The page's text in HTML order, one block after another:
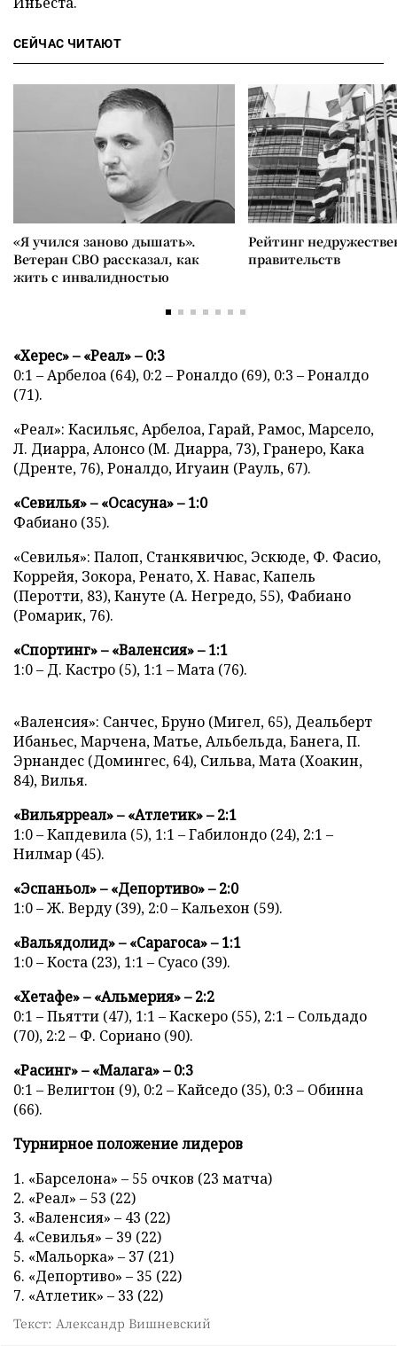
СЕЙЧАС ЧИТАЮТ
«Я учился заново дышать».
Ветеран СВО рассказал, как
жить с инвалидностью
Рейтинг
правительств
«Херес» – «Реал» – 0:3
0:1 – Арбелоа (64), 0:2 – Роналдо (69), 0:3 – Роналдо
(71).
«Реал»: Касильяс, Арбелоа, Гарай, Рамос, Марсело,
Л. Диарра, Алонсо (М. Диарра, 73), Гранеро, Кака
(Дренте, 76), Роналдо, Игуаин (Рауль, 67).
«Севилья» – «Осасуна» – 1:0
Фабиано (35).
«Севилья»: Палоп, Станкявичюс, Эскюде, Ф. Фасио,
Коррейя, Зокора, Ренато, Х. Навас, Капель
(Перотти, 83), Кануте (А. Негредо, 55), Фабиано
(Ромарик, 76).
«Спортинг» – «Валенсия» – 1:1
1:0 – Д. Кастро (5), 1:1 – Мата (76).
«Валенсия»: Санчес, Бруно (Мигел, 65), Деальберт
Ибаньес, Марчена, Матье, Альбельда, Банега, П.
Эрнандес (Домингес, 64), Сильва, Мата (Хоакин,
84), Вилья.
«Вильярреал» – «Атлетик» – 2:1
1:0 – Капдевила (5), 1:1 – Габилондо (24), 2:1 –
Нилмар (45).
«Эспаньол» – «Депортиво» – 2:0
1:0 – Ж. Верду (39), 2:0 – Кальехон (59).
«Вальядолид» – «Сарагоса» – 1:1
1:0 – Коста (23), 1:1 – Суасо (39).
«Хетафе» – «Альмерия» – 2:2
0:1 – Пьятти (47), 1:1 – Каскеро (55), 2:1 – Сольдадо
(70), 2:2 – Ф. Сориано (90).
«Расинг» – «Малага» – 0:3
0:1 – Велигтон (9), 0:2 – Кайседо (35), 0:3 – Обинна
(66).
Турнирное положение лидеров
1. «Барселона» – 55 очков (23 матча)
2. «Реал» – 53 (22)
3. «Валенсия» – 43 (22)
4. «Севилья» – 39 (22)
5. «Мальорка» – 37 (21)
6. «Депортиво» – 35 (22)
7. «Атлетик» – 33 (22)
Текст: Александр Вишневский